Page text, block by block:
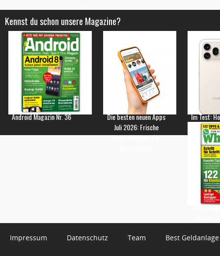
Kennst du schon unsere Magazine?
Android Magazin Nr. 36
Die besten neuen Apps
Juli 2026: Frische
Empfehlungen für
Im Test:
Impressum Datenschutz Team Best Geldanlage